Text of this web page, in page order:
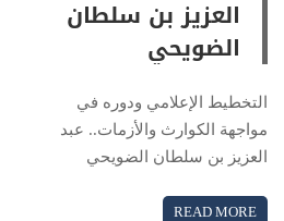
العزيز بن سلطان
الضويحي
التخطيط الإعلامي ودوره في
مواجهة الكوارث والأزمات.. عبد
العزيز بن سلطان الضويحي
READ MORE